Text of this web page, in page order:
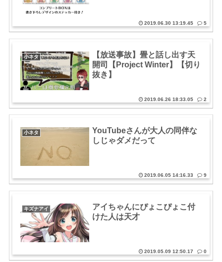
2019.06.30 13:19.45 5
小ネタ
【放送事故】畳と話し出す天
開司【Project Winter】【切り
抜き】
2019.06.26 18:33.05 2
小ネタ
YouTubeさんが大人の同伴な
しじゃダメだって
2019.06.05 14:16.33 9
キズナアイ
アイちゃんにぴょこぴょこ付
けた人は天才
2019.05.09 12:50.17 0